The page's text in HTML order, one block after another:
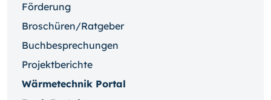
Förderung
Broschüren/Ratgeber
Buchbesprechungen
Projektberichte
Wärmetechnik Portal